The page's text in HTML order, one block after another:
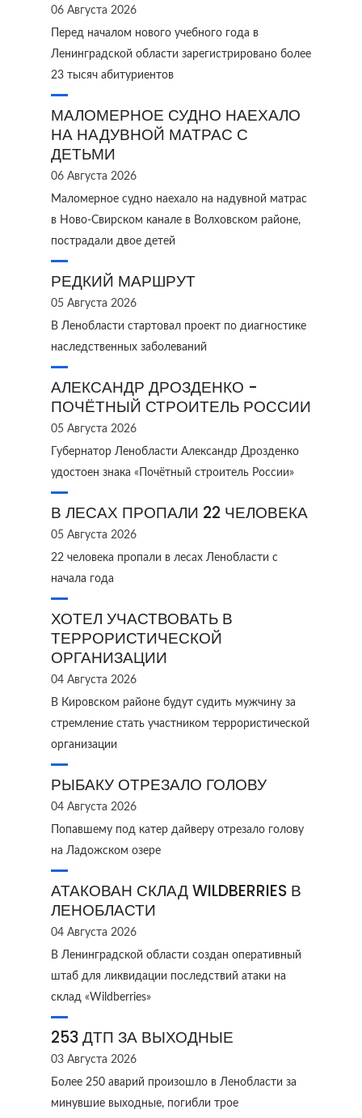
06 Августа 2026
Перед началом нового учебного года в
Ленинградской области зарегистрировано более
23 тысяч абитуриентов
МАЛОМЕРНОЕ СУДНО НАЕХАЛО
НА НАДУВНОЙ МАТРАС С
ДЕТЬМИ
06 Августа 2026
Маломерное судно наехало на надувной матрас
в Ново‑Свирском канале в Волховском районе,
пострадали двое детей
РЕДКИЙ МАРШРУТ
05 Августа 2026
В Ленобласти стартовал проект по диагностике
наследственных заболеваний
АЛЕКСАНДР ДРОЗДЕНКО -
ПОЧЁТНЫЙ СТРОИТЕЛЬ РОССИИ
05 Августа 2026
Губернатор Ленобласти Александр Дрозденко
удостоен знака «Почётный строитель России»
В ЛЕСАХ ПРОПАЛИ 22 ЧЕЛОВЕКА
05 Августа 2026
22 человека пропали в лесах Ленобласти с
начала года
ХОТЕЛ УЧАСТВОВАТЬ В
ТЕРРОРИСТИЧЕСКОЙ
ОРГАНИЗАЦИИ
04 Августа 2026
В Кировском районе будут судить мужчину за
стремление стать участником террористической
организации
РЫБАКУ ОТРЕЗАЛО ГОЛОВУ
04 Августа 2026
Попавшему под катер дайверу отрезало голову
на Ладожском озере
АТАКОВАН СКЛАД WILDBERRIES В
ЛЕНОБЛАСТИ
04 Августа 2026
В Ленинградской области создан оперативный
штаб для ликвидации последствий атаки на
склад «Wildberries»
253 ДТП ЗА ВЫХОДНЫЕ
03 Августа 2026
Более 250 аварий произошло в Ленобласти за
минувшие выходные, погибли трое